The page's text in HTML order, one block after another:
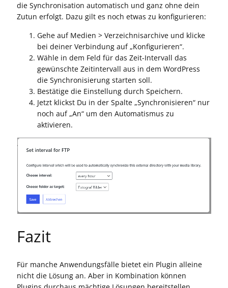
die Synchronisation automatisch und ganz ohne dein
Zutun erfolgt. Dazu gilt es noch etwas zu konfigurieren:
Gehe auf Medien > Verzeichnisarchive und klicke
bei deiner Verbindung auf „Konfigurieren“.
Wähle in dem Feld für das Zeit-Intervall das
gewünschte Zeitintervall aus in dem WordPress
die Synchronisierung starten soll.
Bestätige die Einstellung durch Speichern.
Jetzt klickst Du in der Spalte „Synchronisieren“ nur
noch auf „An“ um den Automatismus zu
aktivieren.
Fazit
Für manche Anwendungsfälle bietet ein Plugin alleine
nicht die Lösung an. Aber in Kombination können